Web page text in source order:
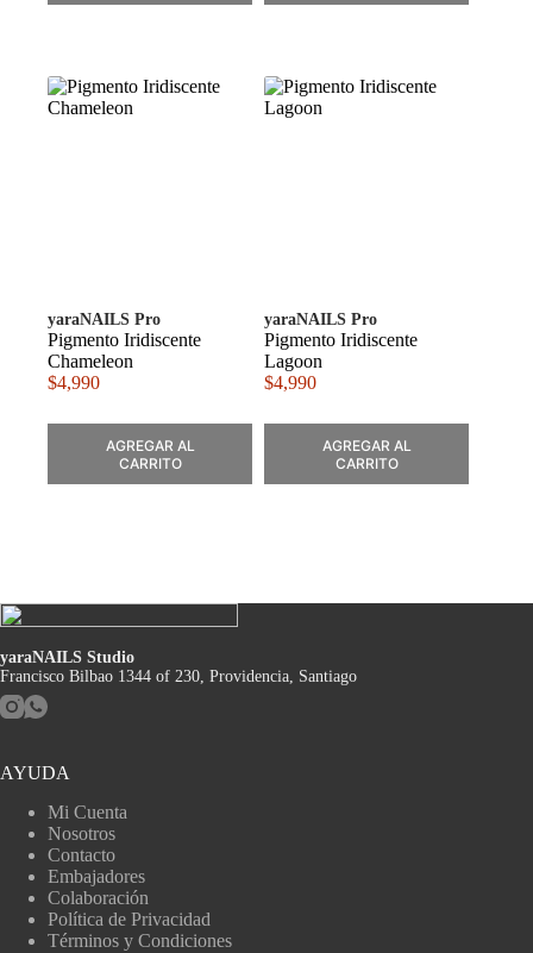
yaraNAILS Pro
Pigmento Iridiscente
Chameleon
$4,990
AGREGAR AL
CARRITO
yaraNAILS Pro
Pigmento Iridiscente
Lagoon
$4,990
AGREGAR AL
CARRITO
yaraNAILS Studio
Francisco Bilbao 1344 of 230, Providencia, Santiago
AYUDA
Mi Cuenta
Nosotros
Contacto
Embajadores
Colaboración
Política de Privacidad
Términos y Condiciones